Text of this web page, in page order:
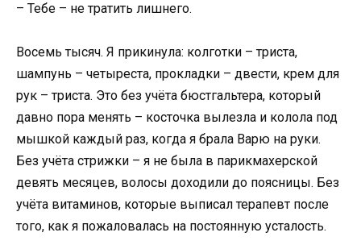
– Тебе – не тратить лишнего.
Восемь тысяч. Я прикинула: колготки – триста,
шампунь – четыреста, прокладки – двести, крем для
рук – триста. Это без учёта бюстгальтера, который
давно пора менять – косточка вылезла и колола под
мышкой каждый раз, когда я брала Варю на руки.
Без учёта стрижки – я не была в парикмахерской
девять месяцев, волосы доходили до поясницы. Без
учёта витаминов, которые выписал терапевт после
того, как я пожаловалась на постоянную усталость.